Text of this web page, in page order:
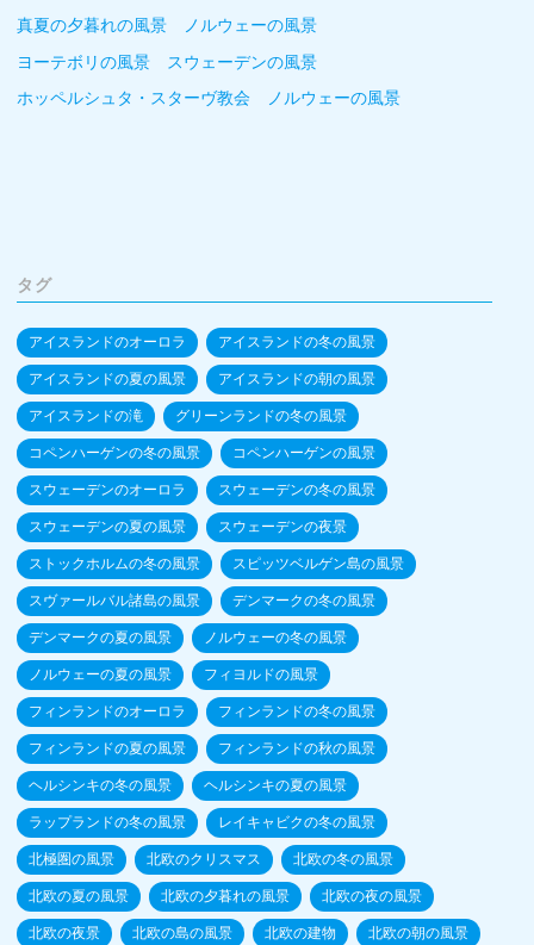
真夏の夕暮れの風景 ノルウェーの風景
ヨーテボリの風景 スウェーデンの風景
ホッペルシュタ・スターヴ教会 ノルウェーの風景
タグ
アイスランドのオーロラ アイスランドの冬の風景
アイスランドの夏の風景 アイスランドの朝の風景
アイスランドの滝 グリーンランドの冬の風景
コペンハーゲンの冬の風景 コペンハーゲンの風景
スウェーデンのオーロラ スウェーデンの冬の風景
スウェーデンの夏の風景 スウェーデンの夜景
ストックホルムの冬の風景 スピッツベルゲン島の風景
スヴァールバル諸島の風景 デンマークの冬の風景
デンマークの夏の風景 ノルウェーの冬の風景
ノルウェーの夏の風景 フィヨルドの風景
フィンランドのオーロラ フィンランドの冬の風景
フィンランドの夏の風景 フィンランドの秋の風景
ヘルシンキの冬の風景 ヘルシンキの夏の風景
ラップランドの冬の風景 レイキャビクの冬の風景
北極圏の風景 北欧のクリスマス 北欧の冬の風景
北欧の夏の風景 北欧の夕暮れの風景 北欧の夜の風景
北欧の夜景 北欧の島の風景 北欧の建物 北欧の朝の風景